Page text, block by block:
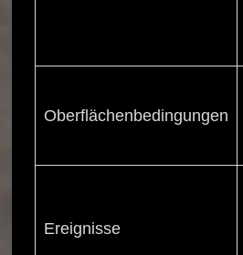
Oberflächenbedingungen
Ereignisse